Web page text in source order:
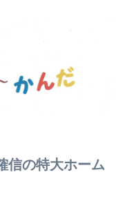
の特大ホーム